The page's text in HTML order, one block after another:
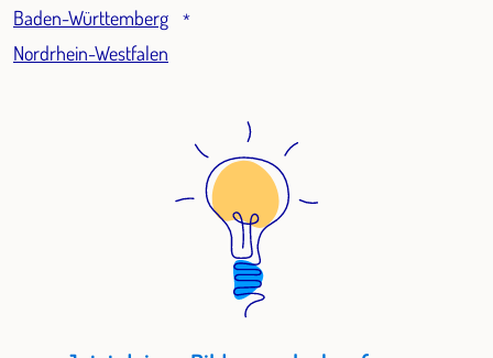
Baden-Württemberg *
Nordrhein-Westfalen